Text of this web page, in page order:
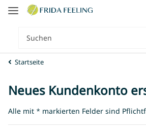
Startseite
Neues Kundenkonto
Alle mit * markierten Felder sind